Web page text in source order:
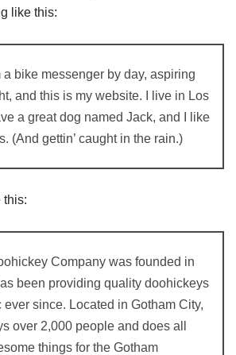
like this:
a bike messenger by day, aspiring
and this is my website. I live in Los
a great dog named Jack, and I like
(And gettin’ caught in the rain.)
Company was founded in
been providing quality doohickeys
ever since. Located in Gotham City,
over 2,000 people and does all
things for the Gotham